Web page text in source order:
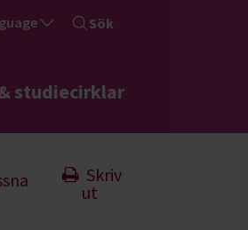
Sök
studiecirklar
Skriv
ut